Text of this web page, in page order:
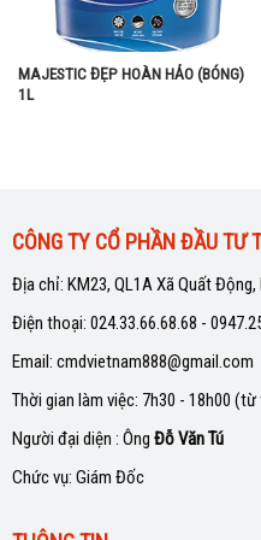
MAJESTIC ĐẸP HOÀN HẢO (BÓNG)
1L
CÔNG TY CỔ PHẦN ĐẦU TƯ
Địa chỉ: KM23, QL1A Xã Quất Động,
Điện thoại: 024.33.66.68.68 -
Email: cmdvietnam888@gmail.com
Thời gian làm việc: 7h30 - 18h00
Người đại diện : Ông Đỗ Văn Tú
Chức vụ: Giám Đốc